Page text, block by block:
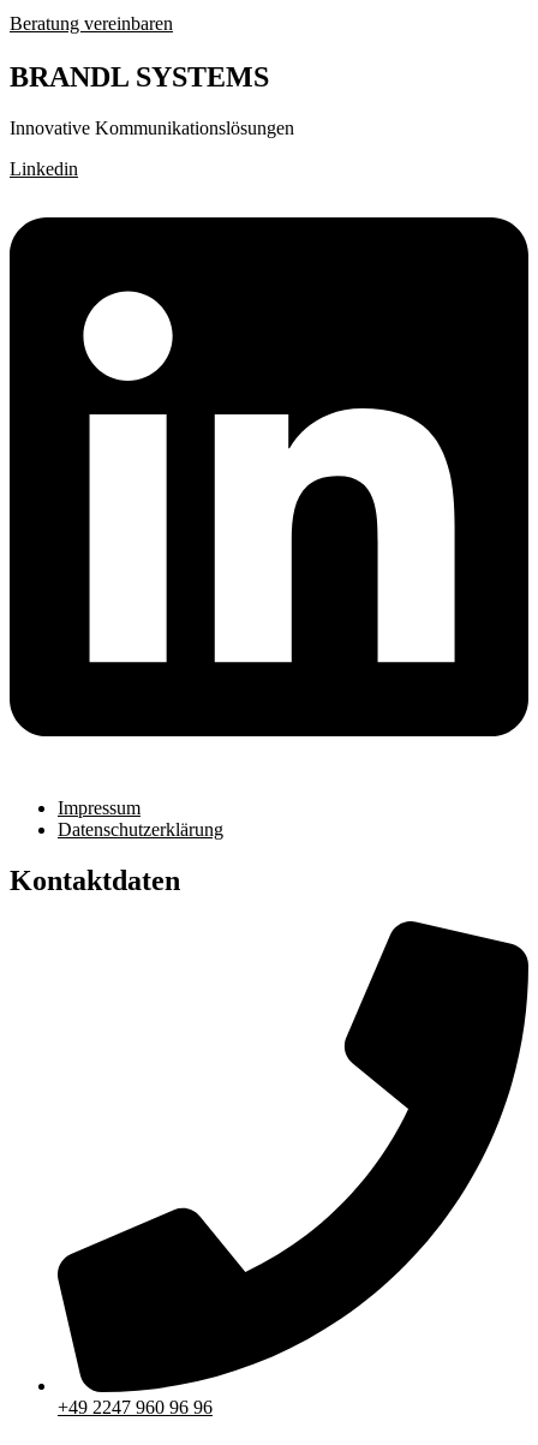
Beratung vereinbaren
BRANDL SYSTEMS
Innovative Kommunikationslösungen
Linkedin
Impressum
Datenschutzerklärung
Kontaktdaten
+49 2247 960 96 96